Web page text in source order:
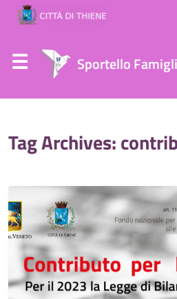
Sportello
Tag Archives: